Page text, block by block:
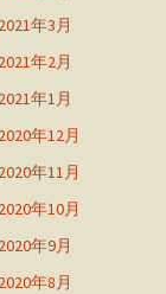
2021年3月
2021年2月
2021年1月
2020年12月
2020年11月
2020年10月
2020年9月
2020年8月